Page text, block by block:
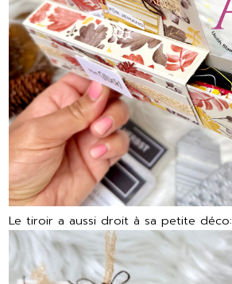
Le tiroir a aussi droit à sa petite déco: